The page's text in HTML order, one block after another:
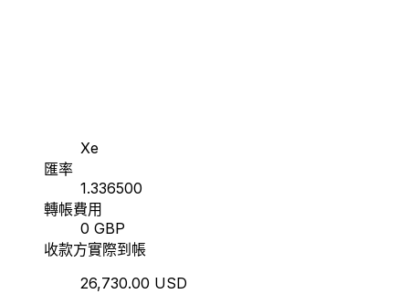
Xe
匯率
1.336500
轉帳費用
0 GBP
收款方實際到帳
26,730.00 USD